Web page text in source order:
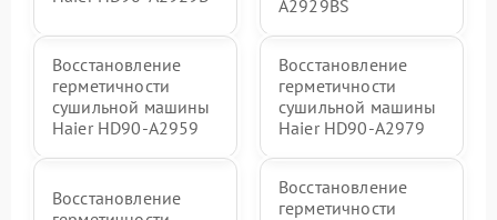
A2929BS
Восстановление
герметичности
сушильной машины
Haier HD90-A2959
Восстановление
герметичности
сушильной машины
Haier HD90-A2979
Восстановление
Восстановление
герметичности